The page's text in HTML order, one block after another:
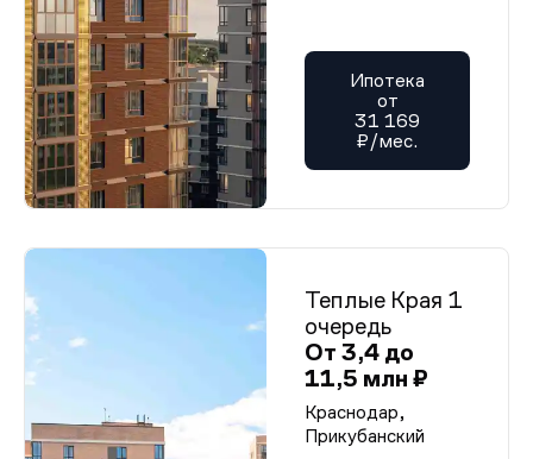
Ипотека
от
31 169
₽/мес.
Теплые Края 1
очередь
От 3,4 до
11,5 млн ₽
Краснодар,
Прикубанский